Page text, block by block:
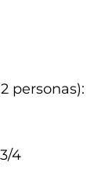
personas):
4